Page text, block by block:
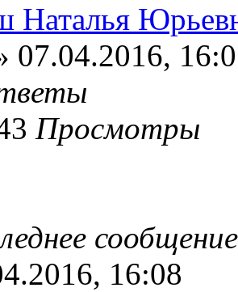
Наталья
07.04.2016,
Просмотры
16:08